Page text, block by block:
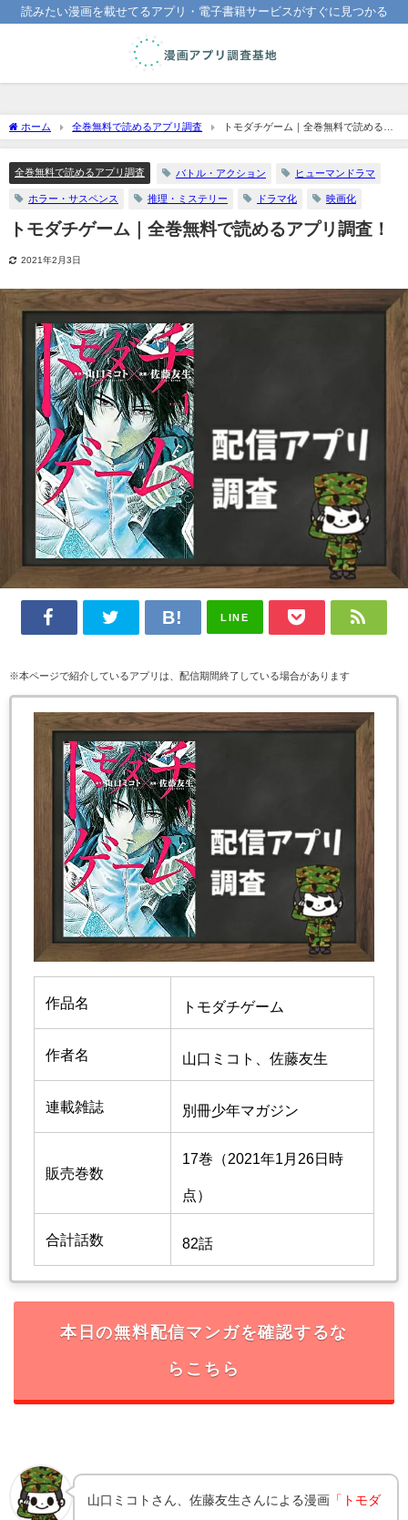
読みたい漫画を載せてるアプリ・電子書籍サービスがすぐに見つかる
ホーム 全巻無料で読めるアプリ調査
トモダチゲーム｜全巻無料で読めるア
プリ調査！
全巻無料で読めるアプリ調査 バトル・アクション ヒューマンドラマ
ホラー・サスペンス 推理・ミステリー ドラマ化 映画化
トモダチゲーム｜全巻無料で読めるアプリ調査！
2021年2月3日
LINE
※本ページで紹介しているアプリは、配信期間終了している場合があります
作品名 トモダチゲーム
作者名 山口ミコト 佐藤友生
連載雑誌 別冊少年マガジン
販売巻数
17巻（2021年1月26日時
点）
合計話数 82話
本日の無料配信マンガを確認するな
らこちら
山口ミコトさん、佐藤友生さんによる漫画 「トモダ